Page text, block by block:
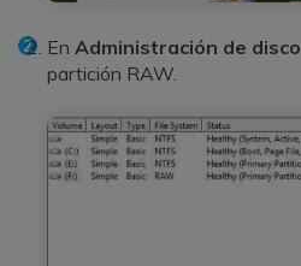
En Administración de disco
partición RAW.